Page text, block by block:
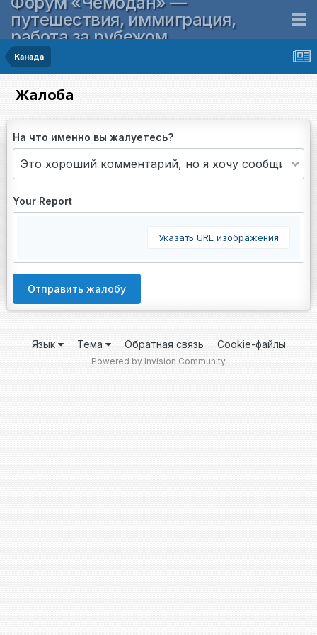
путешествия, иммиграция,
работа за рубежом
Канада
Жалоба
На что именно вы жалуетесь?
Your Report
Указать URL изображения
Отправить жалобу
Язык Тема Обратная связь Cookie-файлы
Powered by Invision Community